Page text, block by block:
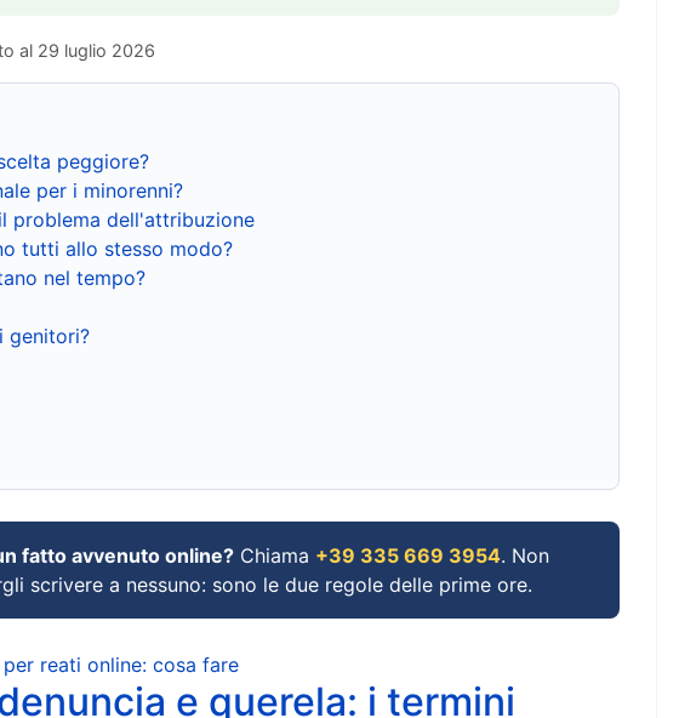
al 29 luglio 2026
peggiore?
per i minorenni?
problema dell'attribuzione
tutti allo stesso modo?
nel tempo?
genitori?
fatto avvenuto online? Chiama +39 335 669 3954. Non
scrivere a nessuno: sono le due regole delle prime ore.
reati online: cosa fare
e querela: i termini